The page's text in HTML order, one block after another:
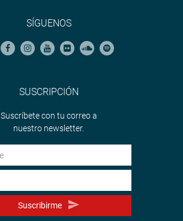
SÍGUENOS
SUSCRIPCIÓN
Suscríbete con tu correo a
nuestro newsletter.
Suscribirme